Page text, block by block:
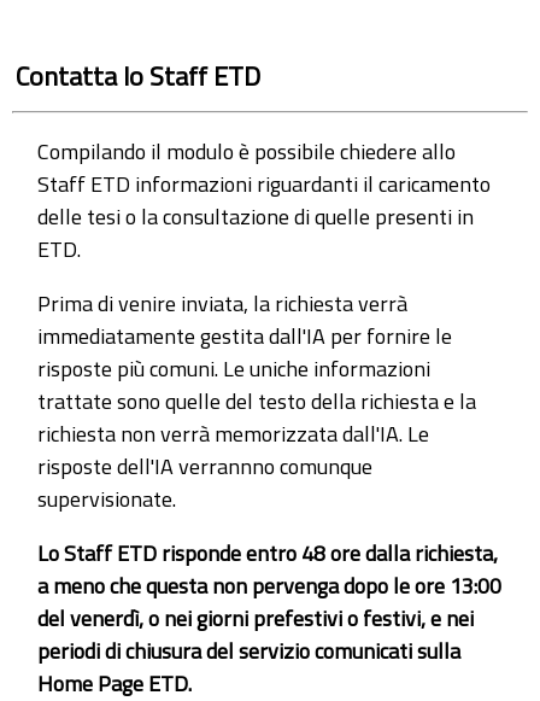
Contatta lo Staff ETD
Compilando il modulo è possibile chiedere allo
Staff ETD informazioni riguardanti il caricamento
delle tesi o la consultazione di quelle presenti in
ETD.
Prima di venire inviata, la richiesta verrà
immediatamente gestita dall'IA per fornire le
risposte più comuni. Le uniche informazioni
trattate sono quelle del testo della richiesta e la
richiesta non verrà memorizzata dall'IA. Le
risposte dell'IA verrannno comunque
supervisionate.
Lo Staff ETD risponde entro 48 ore dalla richiesta,
a meno che questa non pervenga dopo le ore 13:00
del venerdì, o nei giorni prefestivi o festivi, e nei
periodi di chiusura del servizio comunicati sulla
Home Page ETD.